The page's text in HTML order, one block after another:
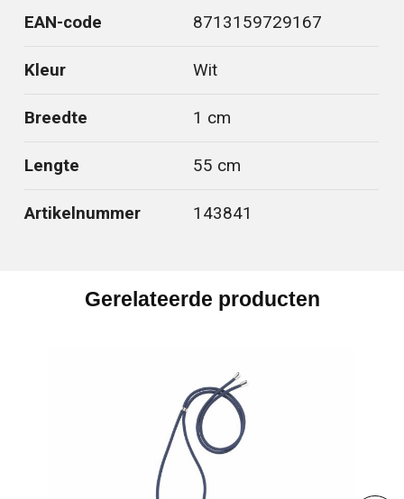
EAN-code 8713159729167
Kleur Wit
Breedte 1 cm
Lengte 55 cm
Artikelnummer 143841
Gerelateerde producten